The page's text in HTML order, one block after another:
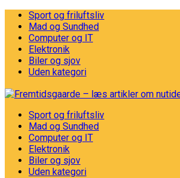
Sport og friluftsliv
Mad og Sundhed
Computer og IT
Elektronik
Biler og sjov
Uden kategori
Sport og friluftsliv
Mad og Sundhed
Computer og IT
Elektronik
Biler og sjov
Uden kategori